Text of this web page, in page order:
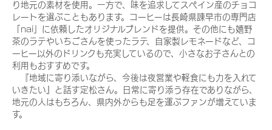
り地元の素材を使用。一方で、味を追求してスペイン産のチョコ
レートを選ぶこともあります。コーヒーは長崎県諫早市の専門店
「nai」に依頼したオリジナルブレンドを提供。その他にも嬉野
茶のラテやいちごさんを使ったラテ、自家製レモネードなど、コ
ーヒー以外のドリンクも充実しているので、小さなお子さんとの
利用もおすすめです。
『地域に寄り添いながら、今後は夜営業や軽食にも力を入れて
いきたい』と話す定松さん。日常に寄り添う存在でありながら、
地元の人はもちろん、県内外からも足を運ぶファンが増えていま
す。